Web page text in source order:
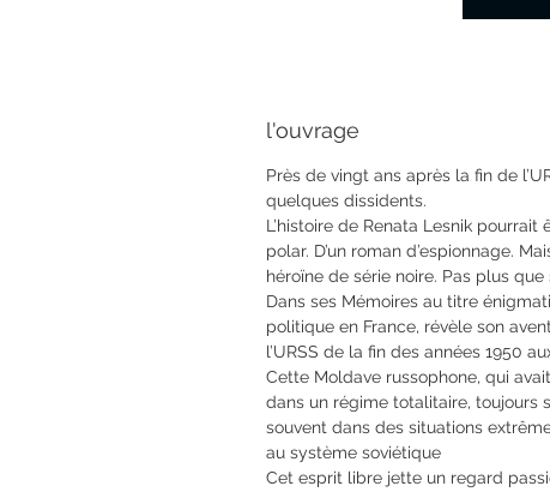
l'ouvrage
Près de vingt ans après la fin de
quelques dissidents.
L’histoire de Renata Lesnik pourrait
polar. D’un roman d’espionnage.
héroïne de série noire. Pas plus que
Dans ses Mémoires au titre
politique en France, révèle son
l’URSS de la fin des années 1950
Cette Moldave russophone, qui
dans un régime totalitaire, toujours
souvent dans des situations
au système soviétique
Cet esprit libre jette un regard